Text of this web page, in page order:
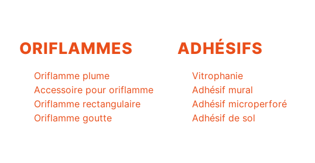
ORIFLAMMES
Oriflamme plume
Accessoire pour oriflamme
Oriflamme rectangulaire
Oriflamme goutte
ADHÉSIFS
Vitrophanie
Adhésif mural
Adhésif microperforé
Adhésif de sol